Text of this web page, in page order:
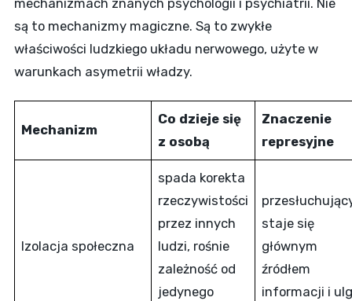
są to mechanizmy magiczne. Są to zwykłe
właściwości ludzkiego układu nerwowego, użyte w
warunkach asymetrii władzy.
Mechanizm
Co dzieje się
z osobą
Znaczenie
represyjne
Izolacja społeczna
spada korekta
rzeczywistości
przez innych
ludzi, rośnie
zależność od
jedynego
staje się
głównym
źródłem
informacji i